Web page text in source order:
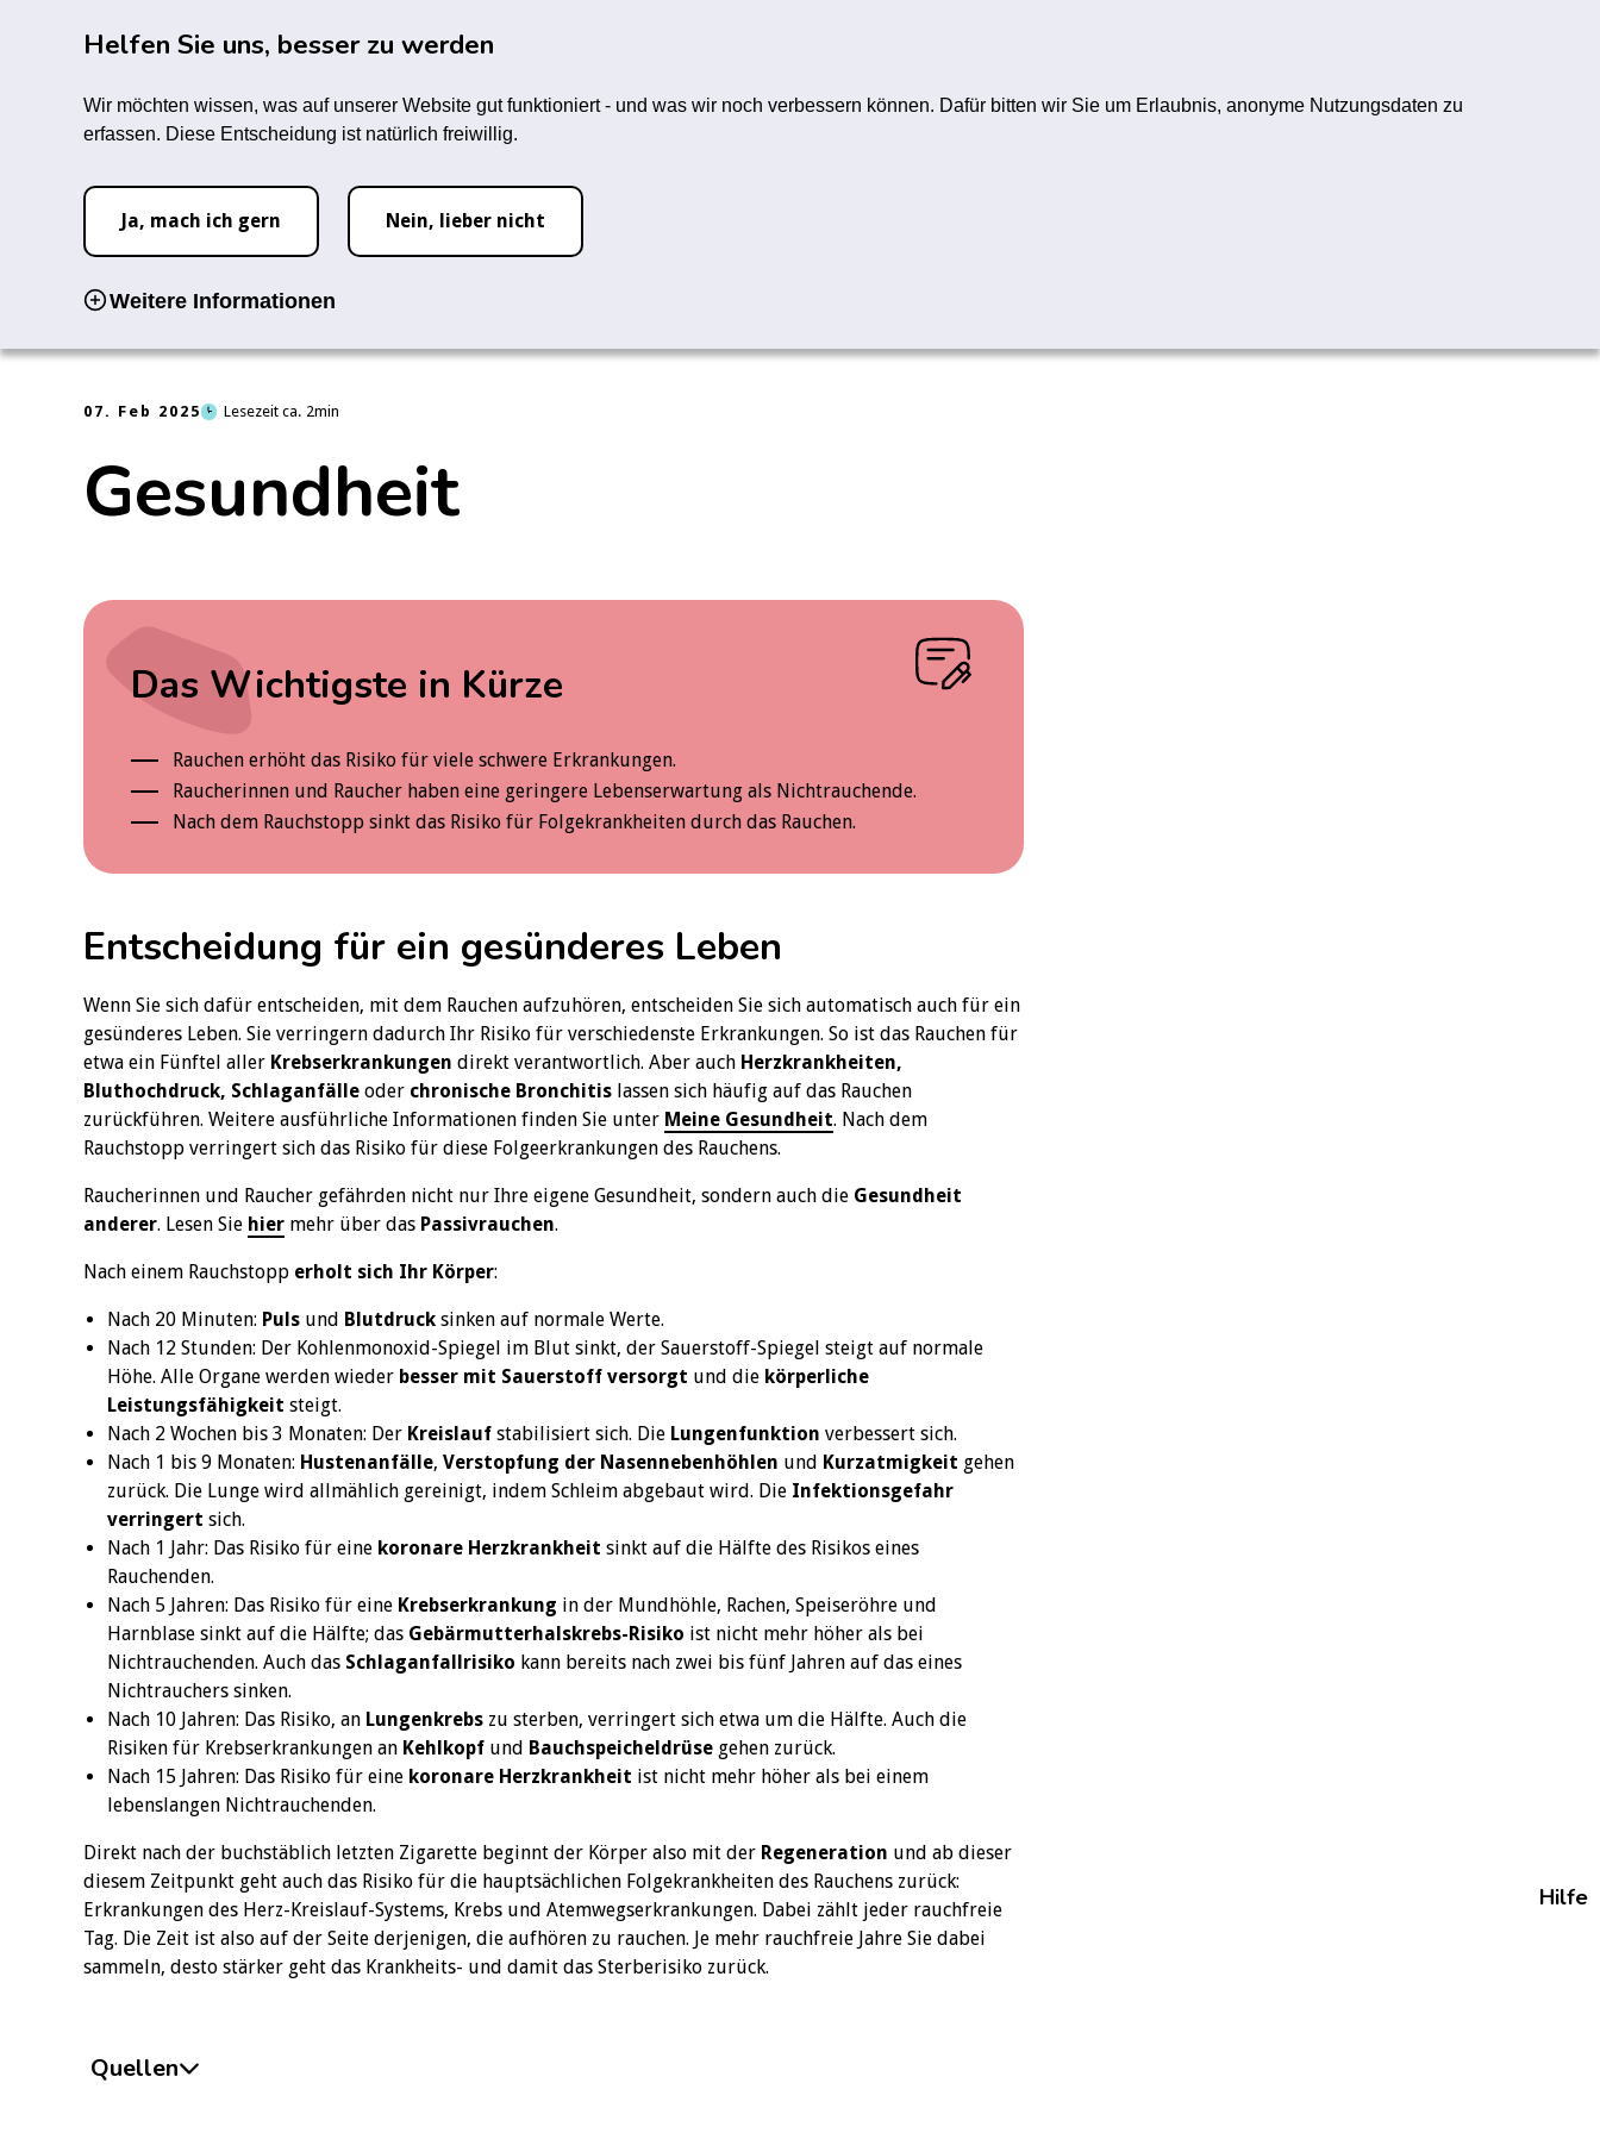
Helfen Sie uns, besser zu werden
Wir möchten wissen, was auf unserer Website gut funktioniert - und was wir noch verbessern können. Dafür bitten wir Sie um Erlaubnis, anonyme Nutzungsdaten zu
erfassen. Diese Entscheidung ist natürlich freiwillig.
Ja, mach ich gern Nein, lieber nicht
Weitere Informationen
Rauchfrei-Logo
07. Feb 2025 Lesezeit ca. 2
Gesundheit
Das Wichtigste in Kürze
Rauchen erhöht das Risiko für viele schwere Erkrankungen.
Raucherinnen und Raucher haben eine geringere Lebenserwartung als Nichtrauchende.
Nach dem Rauchstopp sinkt das Risiko für Folgekrankheiten durch das Rauchen.
Entscheidung für ein gesünderes Leben
Wenn Sie sich dafür entscheiden, mit dem Rauchen aufzuhören, entscheiden Sie sich automatisch auch für ein
gesünderes Leben. Sie verringern dadurch Ihr Risiko für verschiedenste Erkrankungen. So ist das Rauchen für
etwa ein Fünftel aller Krebserkrankungen direkt verantwortlich. Aber auch Herzkrankheiten,
Bluthochdruck, Schlaganfälleoder chronische Bronchitislassen sich häufig auf das Rauchen
zurückführen. Weitere ausführliche Informationen finden Sie unter Meine Gesundheit. Nach dem
Rauchstopp verringert sich das Risiko für diese Folgeerkrankungen des Rauchens.
Raucherinnen und Raucher gefährden nicht nur Ihre eigene Gesundheit, sondern auch die Gesundheit
anderer. Lesen Sie hiermehr über das Passivrauchen.
Nach einem Rauchstopp erholt sich Ihr Körper:
Nach 20 Minuten: Puls und Blutdruck sinken auf normale Werte.
Nach 12 Stunden: Der Kohlenmonoxid-Spiegel im Blut sinkt, der Sauerstoff-Spiegel steigt auf normale
Höhe. Alle Organe werden wieder besser mit Sauerstoff versorgt und die körperliche
Leistungsfähigkeit steigt.
Nach 2 Wochen bis 3 Monaten: Der Kreislauf stabilisiert sich. Die Lungenfunktion verbessert sich.
Nach 1 bis 9 Monaten: Hustenanfälle,Verstopfung der Nasennebenhöhlen und Kurzatmigkeit gehen
zurück. Die Lunge wird allmählich gereinigt, indem Schleim abgebaut wird. Die Infektionsgefahr
verringert sich.
Nach 1 Jahr: Das Risiko für eine koronare Herzkrankheit sinkt auf die Hälfte des Risikos eines
Rauchenden.
Nach 5 Jahren: Das Risiko für eine Krebserkrankung in der Mundhöhle, Rachen, Speiseröhre und
Harnblase sinkt auf die Hälfte; das Gebärmutterhalskrebs-Risiko ist nicht mehr höher als bei
Nichtrauchenden. Auch das Schlaganfallrisiko kann bereits nach zwei bis fünf Jahren auf das eines
Nichtrauchers sinken.
Nach 10 Jahren: Das Risiko, an Lungenkrebs zu sterben, verringert sich etwa um die Hälfte. Auch die
Risiken für Krebserkrankungen an Kehlkopf und Bauchspeicheldrüse gehen zurück.
Nach 15 Jahren: Das Risiko für eine koronare Herzkrankheit ist nicht mehr höher als bei einem
lebenslangen Nichtrauchenden.
Direkt nach der buchstäblich letzten Zigarette beginnt der Körper also mit der Regeneration und ab dieser
diesem Zeitpunkt geht auch das Risiko für die hauptsächlichen Folgekrankheiten des Rauchens zurück:
Erkrankungen des Herz-Kreislauf-Systems, Krebs und Atemwegserkrankungen. Dabei zählt jeder rauchfreie
Tag. Die Zeit ist also auf der Seite derjenigen, die aufhören zu rauchen. Je mehr rauchfreie Jahre Sie dabei
sammeln, desto stärker geht das Krankheits- und damit das Sterberisiko zurück.
Quellen
Hilfe